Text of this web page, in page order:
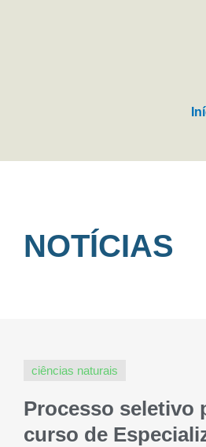
NOTÍCIAS
ciências naturais
Processo seletivo
curso de